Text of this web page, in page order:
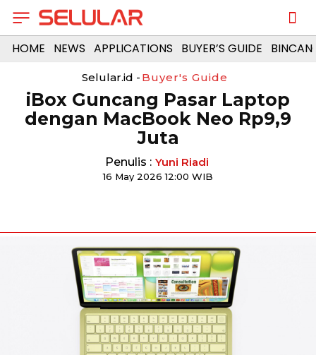
HOME NEWS APPLICATIONS BUYER’S GUIDE
Selular.id - Buyer's Guide
iBox Guncang Pasar Laptop
dengan MacBook Neo Rp9,9
Juta
Penulis : Yuni Riadi
16 May 2026 12:00 WIB